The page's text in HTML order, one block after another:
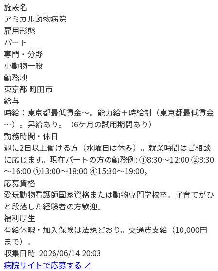
施設名
アミカル動物病院
雇用形態
パート
専門・分野
小動物一般
勤務地
東京都 町田市
給与
時給：東京都最低賃金～。能力給＋時給制（東京都最低賃金
～）。昇給あり。（6ケ月の試用期間あり）
勤務時間・休日
週に2日以上働ける方（水曜日は休み）。就業時間はご相談
に応じます。現在パートの方の勤務例: ①8:30～12:00 ②8:30
～16:00 ③13:00～18:00 ④15:30～19:00。
応募資格
愛玩動物看護師国家資格または動物専門学校卒。子育てがひ
と段落した経験者の方歓迎。
福利厚生
有給休暇・加入保険は法規どおり。交通費支給（10,000円
まで）。
収集日時: 2026/06/14 20:03
病院サイトで応募する ↗